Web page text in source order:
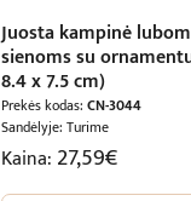
Juosta kampinė
sienoms su
8.4 x 7.5 cm)
Prekės kodas:CN-3044
Sandėlyje: Turime
Kaina: 27,59€